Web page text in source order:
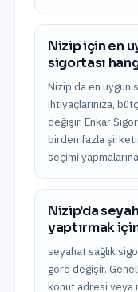
Nizip için en
sigortası
Nizip'da en uygun
ihtiyaçlarınıza,
değişir. Enkar
birden fazla
seçimi
Nizip'da
yaptırmak
seyahat sağlık
göre değişir.
konut adresi veya